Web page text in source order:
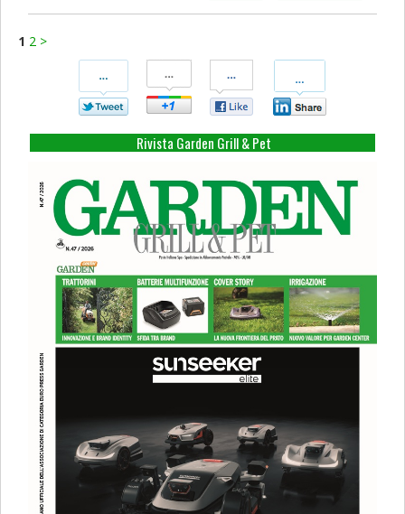
1 2 >
Twitter
Su
Google+
Su
Facebook
Su
Linkedin
Rivista Garden Grill & Pet